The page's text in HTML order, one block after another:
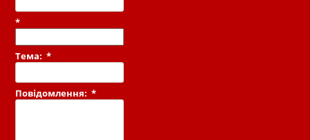
*
Тема:*
Повідомлення:*